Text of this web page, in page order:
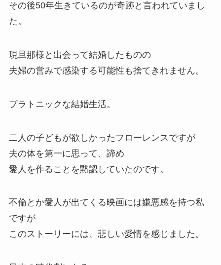
その後50年生きているのが奇跡と言われていまし
た。
現旦那様と出会って結婚したものの
夫婦の営みで感染する可能性も捨てきれません。
プラトニックな結婚生活。
二人の子どもが欲しかったフローレンスですが
夫の体を第一に思って、諦め
愛人を作ることを黙認していたのです。
不倫とか愛人が出てくる映画には嫌悪感を持つ私
ですが
このストーリーには、悲しい愛情を感じました。